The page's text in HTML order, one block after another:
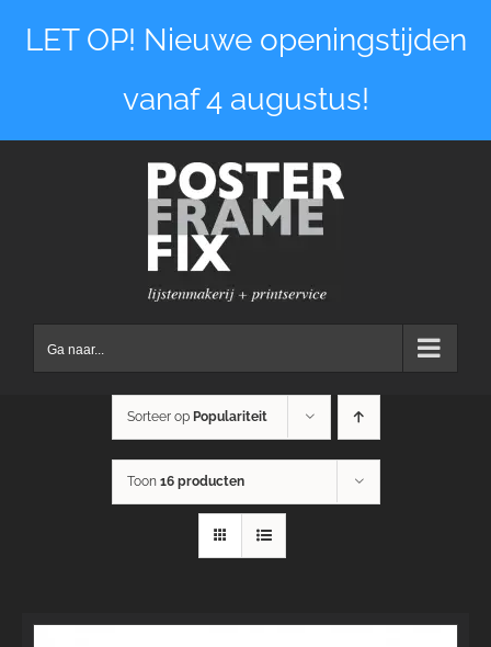
LET OP! Nieuwe openingstijden
vanaf 4 augustus!
naar
Ga naar...
Sorteer op Populariteit
Toon 16 producten